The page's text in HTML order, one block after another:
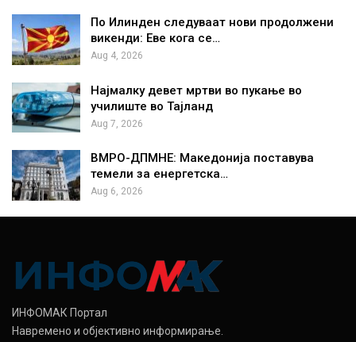
По Илинден следуваат нови продолжени
викенди: Еве кога се…
Aug 4, 2026
Најмалку девет мртви во пукање во
училиште во Тајланд
Aug 7, 2026
ВМРО-ДПМНЕ: Македонија поставува
темели за енергетска…
Aug 6, 2026
ИНФОМАК Портал
Навремено и објективно информирање.